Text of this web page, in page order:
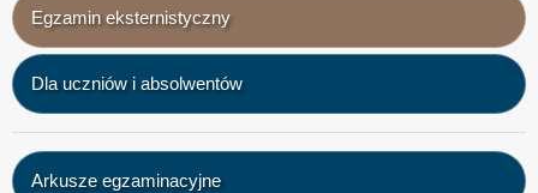
Egzamin eksternistyczny
Dla uczniów i absolwentów
Arkusze egzaminacyjne